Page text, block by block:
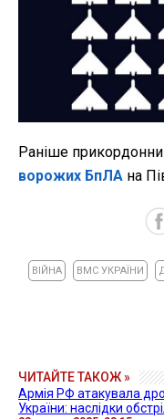
Раніше
ворожих БпЛА на
ВІЙНА ВМС УКРАЇНИ
ЧИТАЙТЕ ТАКОЖ »
Армія РФ атакувала
України: наслідки